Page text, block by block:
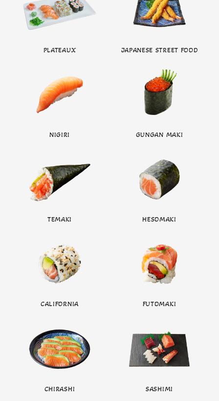
PLATEAUX JAPANESE STREET FOOD
NIGIRI GUNGAN MAKI
TEMAKI HESOMAKI
CALIFORNIA FUTOMAKI
CHIRASHI SASHIMI